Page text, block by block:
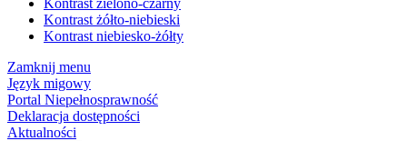
Kontrast zielono-czarny
Kontrast żółto-niebieski
Kontrast niebiesko-żółty
Zamknij menu
Język migowy
Portal Niepełnosprawność
Deklaracja dostępności
Aktualności